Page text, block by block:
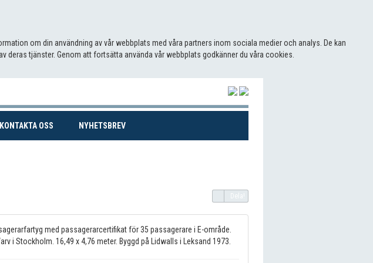
om din användning av vår webbplats med våra partners inom sociala medier och analys. De kan
tjänster. Genom att fortsätta använda vår webbplats godkänner du våra cookies.
KONTAKTA OSS (CURRENT)NYHETSBREV(CURRENT)
Dela!
med passagerarcertifikat för 35 passagerare i E-område.
i Stockholm. 16,49 x 4,76 meter. Byggd på Lidwalls i Leksand 1973.